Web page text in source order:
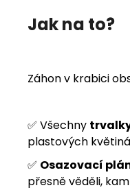
Jak na to?
Záhon v krabici
✅ Všechny
plastových
✅ Osazovací
přesně věděli,